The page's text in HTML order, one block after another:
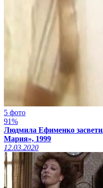
5 фото
91%
Людмила Ефименко
Мария», 1999
12.03.2020